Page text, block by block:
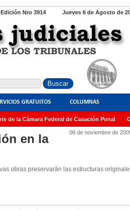
Jueves 6 de Agosto de
Nro 3914
GRATUITOS COLUMNAS
de la Cámara Federal de Casación Penal
06 de noviembre de
en la
obras preservarán las estructuras